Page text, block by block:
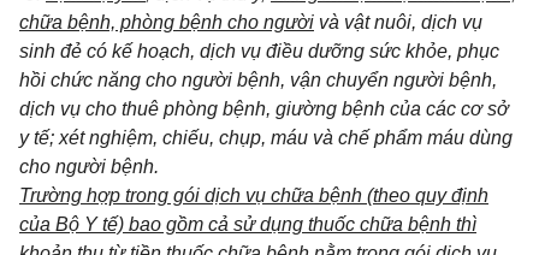
chữa bệnh, phòng bệnh cho người và vật nuôi, dịch vụ
sinh đẻ có kế hoạch, dịch vụ điều dưỡng sức khỏe, phục
hồi chức năng cho người bệnh, vận chuyển người bệnh,
dịch vụ cho thuê phòng bệnh, giường bệnh của các cơ sở
y tế; xét nghiệm, chiếu, chụp, máu và chế phẩm máu dùng
cho người bệnh.
Trường hợp trong gói dịch vụ chữa bệnh (theo quy định
của Bộ Y tế) bao gồm cả sử dụng thuốc chữa bệnh thì